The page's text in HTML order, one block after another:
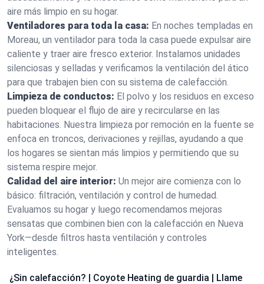
aire más limpio en su hogar.
Ventiladores para toda la casa: En noches templadas en
Moreau, un ventilador para toda la casa puede expulsar aire
caliente y traer aire fresco exterior. Instalamos unidades
silenciosas y selladas y verificamos la ventilación del ático
para que trabajen bien con su sistema de calefacción.
Limpieza de conductos: El polvo y los residuos en exceso
pueden bloquear el flujo de aire y recircularse en las
habitaciones. Nuestra limpieza por remoción en la fuente se
enfoca en troncos, derivaciones y rejillas, ayudando a que
los hogares se sientan más limpios y permitiendo que su
sistema respire mejor.
Calidad del aire interior: Un mejor aire comienza con lo
básico: filtración, ventilación y control de humedad.
Evaluamos su hogar y luego recomendamos mejoras
sensatas que combinen bien con la calefacción en Nueva
York—desde filtros hasta ventilación y controles
inteligentes.
¿Sin calefacción? | Coyote Heating de guardia | Llame